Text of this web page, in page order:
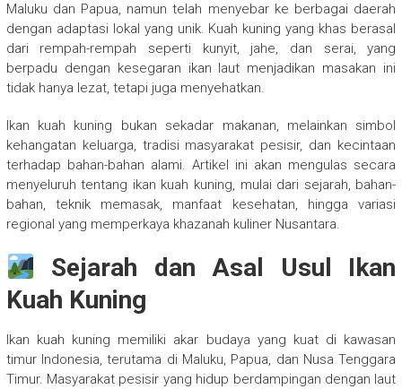
Maluku dan Papua, namun telah menyebar ke berbagai daerah
dengan adaptasi lokal yang unik. Kuah kuning yang khas berasal
dari rempah-rempah seperti kunyit, jahe, dan serai, yang
berpadu dengan kesegaran ikan laut menjadikan masakan ini
tidak hanya lezat, tetapi juga menyehatkan.
Ikan kuah kuning bukan sekadar makanan, melainkan simbol
kehangatan keluarga, tradisi masyarakat pesisir, dan kecintaan
terhadap bahan-bahan alami. Artikel ini akan mengulas secara
menyeluruh tentang ikan kuah kuning, mulai dari sejarah, bahan-
bahan, teknik memasak, manfaat kesehatan, hingga variasi
regional yang memperkaya khazanah kuliner Nusantara.
Sejarah dan Asal Usul Ikan
Kuah Kuning
Ikan kuah kuning memiliki akar budaya yang kuat di kawasan
timur Indonesia, terutama di Maluku, Papua, dan Nusa Tenggara
Timur. Masyarakat pesisir yang hidup berdampingan dengan laut